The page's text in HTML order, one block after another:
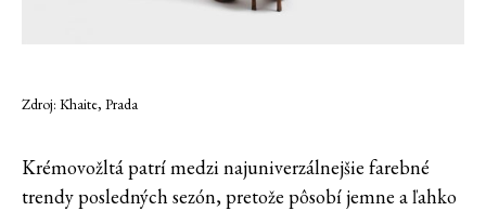
Zdroj: Khaite, Prada
Krémovožltá patrí medzi najuniverzálnejšie farebné
trendy posledných sezón, pretože pôsobí jemne a ľahko